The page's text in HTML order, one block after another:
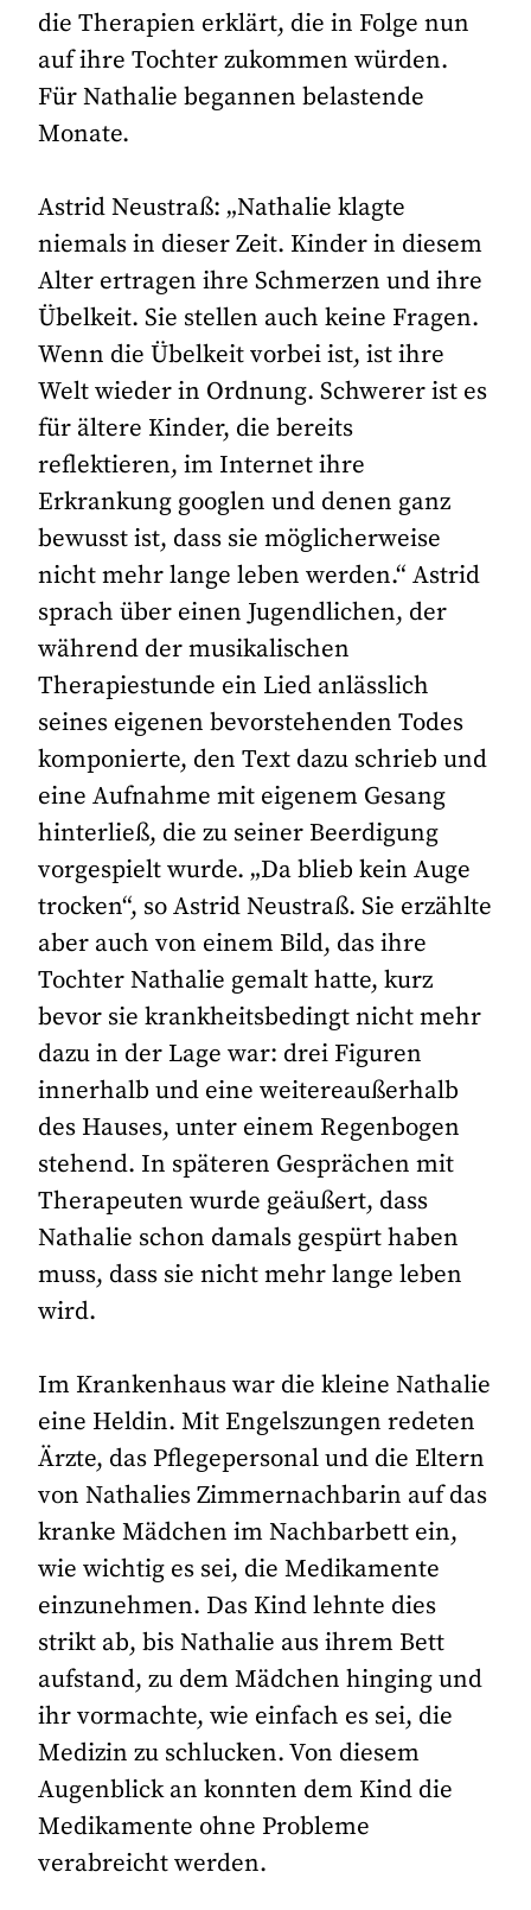
die Therapien erklärt, die in Folge nun
auf ihre Tochter zukommen würden.
Für Nathalie begannen belastende
Monate.
Astrid Neustraß: „Nathalie klagte
niemals in dieser Zeit. Kinder in diesem
Alter ertragen ihre Schmerzen und ihre
Übelkeit. Sie stellen auch keine Fragen.
Wenn die Übelkeit vorbei ist, ist ihre
Welt wieder in Ordnung. Schwerer ist es
für ältere Kinder, die bereits
reflektieren, im Internet ihre
Erkrankung googlen und denen ganz
bewusst ist, dass sie möglicherweise
nicht mehr lange leben werden.“ Astrid
sprach über einen Jugendlichen, der
während der musikalischen
Therapiestunde ein Lied anlässlich
seines eigenen bevorstehenden Todes
komponierte, den Text dazu schrieb und
eine Aufnahme mit eigenem Gesang
hinterließ, die zu seiner Beerdigung
vorgespielt wurde. „Da blieb kein Auge
trocken“, so Astrid Neustraß. Sie erzählte
aber auch von einem Bild, das ihre
Tochter Nathalie gemalt hatte, kurz
bevor sie krankheitsbedingt nicht mehr
dazu in der Lage war: drei Figuren
innerhalb und eine weitereaußerhalb
des Hauses, unter einem Regenbogen
stehend. In späteren Gesprächen mit
Therapeuten wurde geäußert, dass
Nathalie schon damals gespürt haben
muss, dass sie nicht mehr lange leben
wird.
Im Krankenhaus war die kleine Nathalie
eine Heldin. Mit Engelszungen redeten
Ärzte, das Pflegepersonal und die Eltern
von Nathalies Zimmernachbarin auf das
kranke Mädchen im Nachbarbett ein,
wie wichtig es sei, die Medikamente
einzunehmen. Das Kind lehnte dies
strikt ab, bis Nathalie aus ihrem Bett
aufstand, zu dem Mädchen hinging und
ihr vormachte, wie einfach es sei, die
Medizin zu schlucken. Von diesem
Augenblick an konnten dem Kind die
Medikamente ohne Probleme
verabreicht werden.